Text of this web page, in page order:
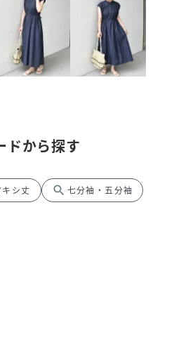
ドから探す
シ丈 search 七分袖・五分袖